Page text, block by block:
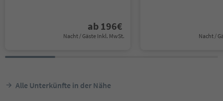
ab 196€
Nacht / Gäste Inkl. MwSt. Nacht /
Alle Unterkünfte in der Nähe